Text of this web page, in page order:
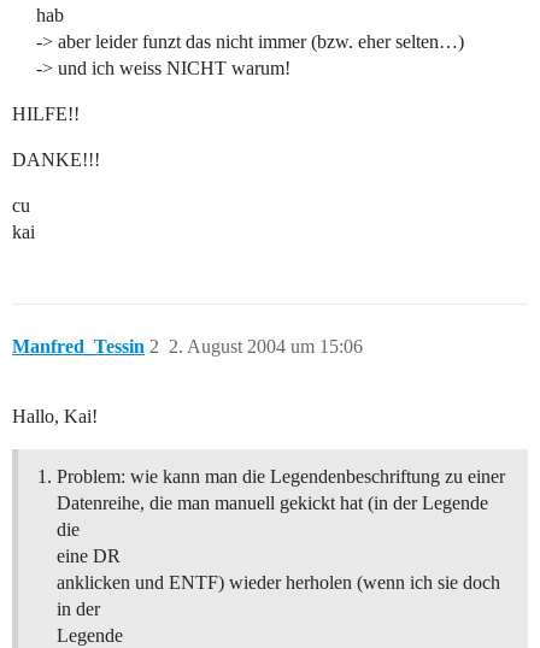
hab
-> aber leider funzt das nicht immer (bzw. eher selten…)
-> und ich weiss NICHT warum!
HILFE!!
DANKE!!!
cu
kai
Manfred_Tessin 2. August 2004 um 15:06
2
Hallo, Kai!
Problem: wie kann man die Legendenbeschriftung zu einer
Datenreihe, die man manuell gekickt hat (in der Legende
die
eine DR
anklicken und ENTF) wieder herholen (wenn ich sie doch
in der
Legende